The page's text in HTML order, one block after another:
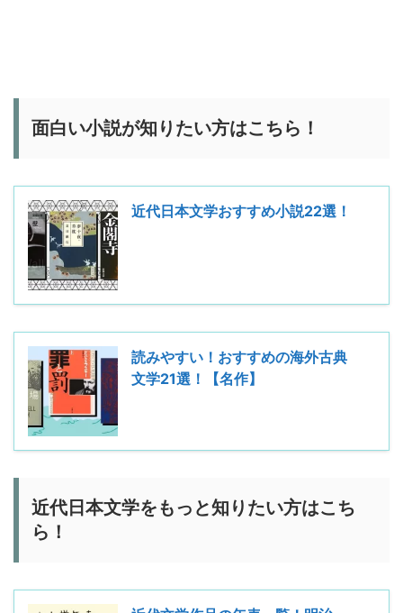
面白い小説が知りたい方はこちら！
近代日本文学おすすめ小説22選！
読みやすい！おすすめの海外古典
文学21選！【名作】
近代日本文学をもっと知りたい方はこち
ら！